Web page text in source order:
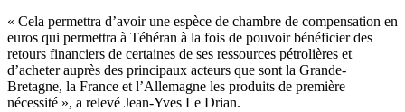
« Cela permettra d’avoir une espèce de chambre de compensation en
euros qui permettra à Téhéran à la fois de pouvoir bénéficier des
retours financiers de certaines de ses ressources pétrolières et
d’acheter auprès des principaux acteurs que sont la Grande-
Bretagne, la France et l’Allemagne les produits de première
nécessité », a relevé Jean-Yves Le Drian.